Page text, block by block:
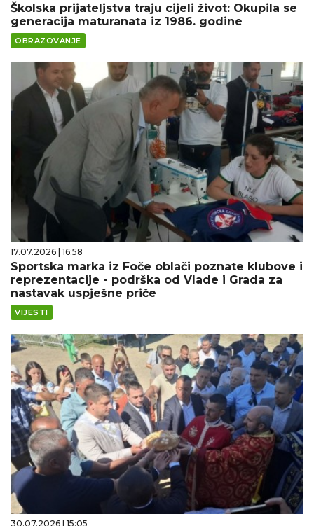
Školska prijateljstva traju cijeli život: Okupila se
generacija maturanata iz 1986. godine
OBRAZOVANJE
17.07.2026 | 16:58
Sportska marka iz Foče oblači poznate klubove i
reprezentacije - podrška od Vlade i Grada za
nastavak uspješne priče
VIJESTI
30.07.2026 | 15:05